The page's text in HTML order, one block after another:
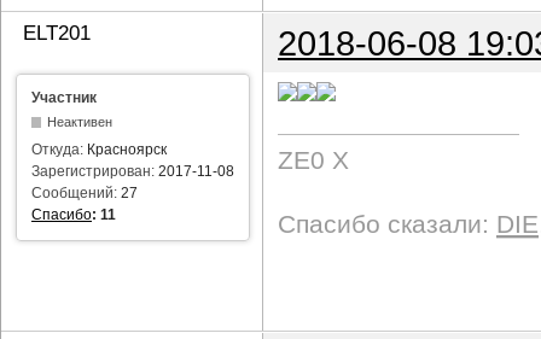
ELT201 2018-06-08
Участник
Неактивен
Откуда: Красноярск
Зарегистрирован: 2017-11-08
Сообщений: 27
Спасибо: 11
ZE0 X
Спасибо сказали: DIE